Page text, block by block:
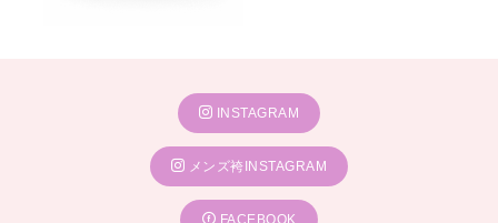
INSTAGRAM
メンズ袴INSTAGRAM